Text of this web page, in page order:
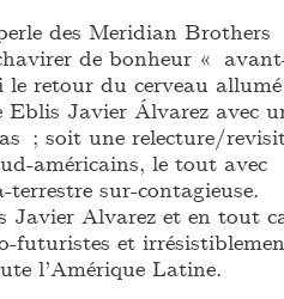
des Meridian Brothers
de bonheur «
retour du cerveau allumé
Javier Álvarez avec
; soit une relecture/
américains, le tout avec
sur-contagieuse.
Javier Alvarez et en tout
futuristes et
l’Amérique Latine.